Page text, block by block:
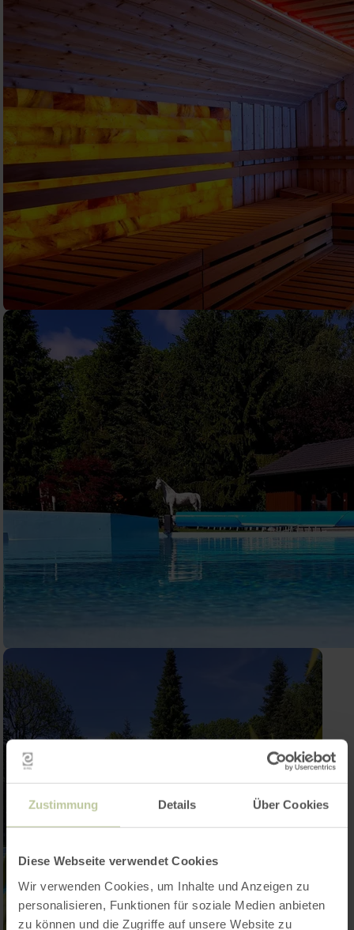
Zustimmung Details Über Cookies
Diese Webseite verwendet Cookies
Wir verwenden Cookies, um Inhalte und Anzeigen zu
personalisieren, Funktionen für soziale Medien anbieten
zu können und die Zugriffe auf unsere Website zu